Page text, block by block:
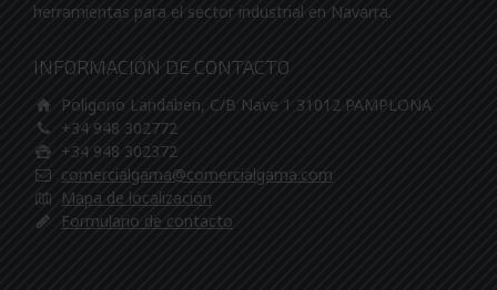
herramientas para el sector industrial en Navarra.
INFORMACIÓN DE CONTACTO
Poligono Landaben, C/B Nave 1 31012 PAMPLONA
+34 948 302772
+34 948 302372
comercialgama@comercialgama.com
Mapa de localización
Formulario de contacto